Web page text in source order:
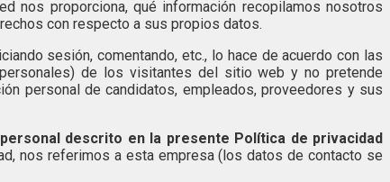
nos proporciona, qué información recopilamos nosotros
con respecto a sus propios datos.
sesión, comentando, etc., lo hace de acuerdo con las
de los visitantes del sitio web y no pretende
personal de candidatos, empleados, proveedores y sus
descrito en la presente Política de privacidad
nos referimos a esta empresa (los datos de contacto se